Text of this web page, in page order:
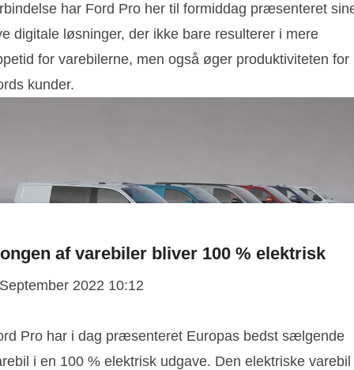
har Ford Pro her til formiddag præsenteret
digitale løsninger, der ikke bare resulterer i mere
for varebilerne, men også øger produktiviteten for
kunder.
af varebiler bliver 100 % elektrisk
2022 10:12
Pro har i dag præsenteret Europas bedst sælgende
i en 100 % elektrisk udgave. Den elektriske varebil